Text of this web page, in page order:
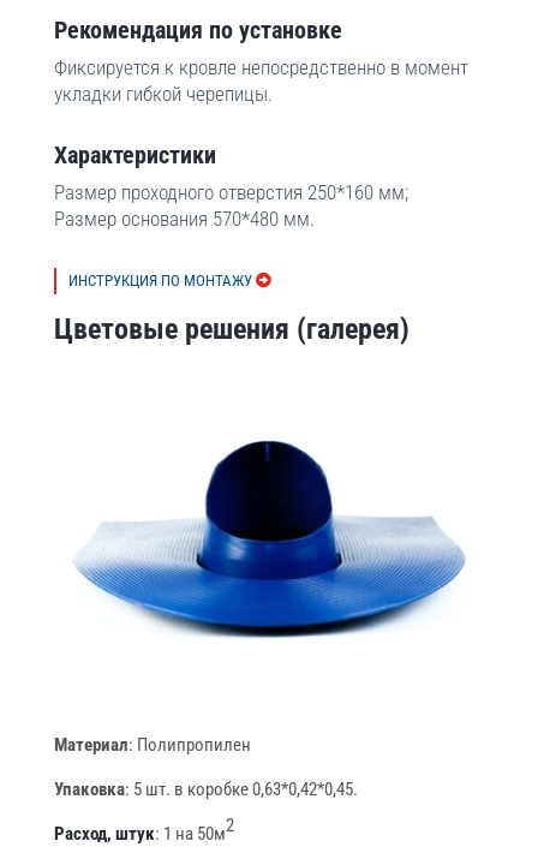
Рекомендация по установке
Фиксируется к кровле непосредственно в момент
укладки гибкой черепицы.
Характеристики
Размер проходного отверстия 250*160 мм;
Размер основания 570*480 мм.
ИНСТРУКЦИЯ ПО МОНТАЖУ
Цветовые решения (галерея)
Материал: Полипропилен
Упаковка: 5 шт. в коробке 0,63*0,42*0,45.
Расход, штук: 1 на 50м2